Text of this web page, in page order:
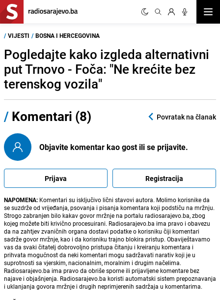
/ VIJESTI / BOSNA I HERCEGOVINA
Pogledajte kako izgleda alternativni
put Trnovo - Foča: "Ne krećite bez
terenskog vozila"
/ Komentari (8) Povratak na članak
Objavite komentar kao gost ili se prijavite.
Prijava Registracija
NAPOMENA: Komentari su isključivo lični stavovi autora. Molimo korisnike da
se suzdrže od vrijeđanja, psovanja i pisanja komentara koji podstiču na mržnju.
Strogo zabranjen bilo kakav govor mržnje na portalu radiosarajevo.ba, zbog
kojeg možete biti krivično procesuirani. Radiosarajevo.ba ima pravo i obavezu
da na zahtjev zvaničnih organa dostavi podatke o korisniku čiji komentari
sadrže govor mržnje, kao i da korisniku trajno blokira pristup. Obaviještavamo
vas da svaki čitatelj dobrovoljno pristupa čitanju i kreiranju komentara i
prihvata mogućnost da neki komentari mogu sadržavati narativ koji je u
suprotnosti sa vjerskim, nacionalnim, moralnim i drugim načelima.
Radiosarajevo.ba ima pravo da obriše sporne ili prijavljene komentare bez
najave i objašnjenja. Radiosarajevo.ba koristi automatski sistem prepoznavanja
i uklanjanja govora mržnje i drugih neprimjerenih sadržaja u komentarima.